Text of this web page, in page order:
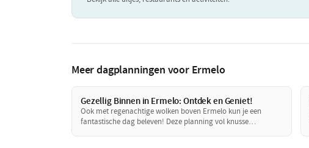
Meer dagplanningen voor Ermelo
Gezellig Binnen in Ermelo: Ontdek en Geniet!
Ook met regenachtige wolken boven Ermelo kun je een
fantastische dag beleven! Deze planning vol knusse